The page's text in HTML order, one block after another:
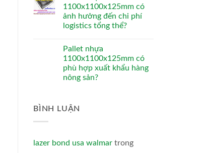
1100x1100x125mm có
ảnh hưởng đến chi phí
logistics tổng thể?
Pallet nhựa
1100x1100x125mm có
phù hợp xuất khẩu hàng
nông sản?
BÌNH LUẬN
lazer bond usa walmar trong